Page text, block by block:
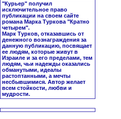
"Курьер" получил
исключительное право
публикации на своем сайте
романа Марка Туркова "Кратно
четырем".
Марк Турков, отказавшись от
денежного вознаграждения за
данную публикацию, посвящает
ее людям, которые живут в
Израиле и за его пределами, тем
людям, чьи надежды оказались
обманутыми, идеалы
растоптанными, а мечты
несбывшимися. Автор желает
всем стойкости, любви и
мудрости.